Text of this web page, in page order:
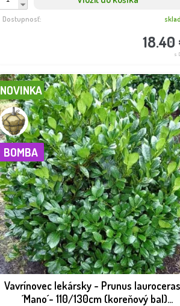
18.40
s
Dostupnosť:
Vavrínovec lekársky - Prunus
´Mano´- 110/130cm (koreňový bal)...
NOVINKA
BOMBA